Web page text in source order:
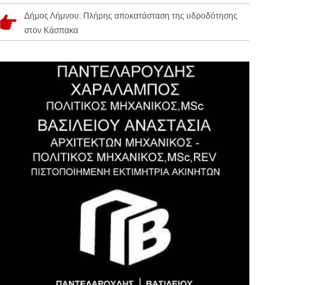
Δήμος Λήμνου: Πλήρης αποκατάσταση της υδροδότησης
στον Κάσπακα